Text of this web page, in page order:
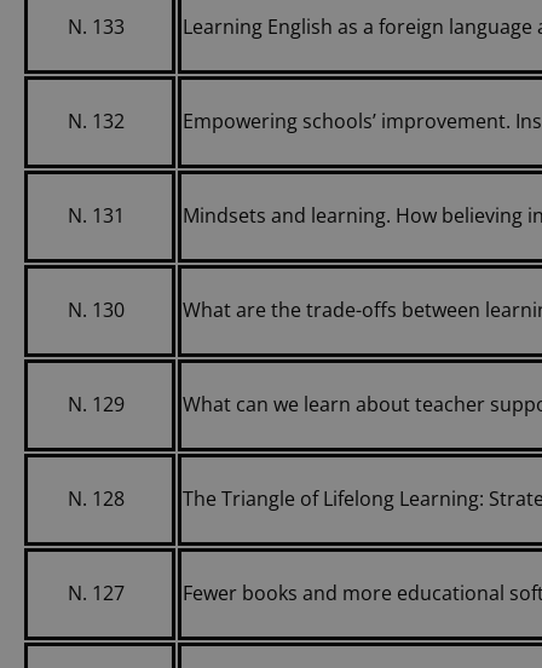
N. 133 Learning English as a foreign
N. 132 Empowering schools’ improvement.
N. 131 Mindsets and learning. How believing
N. 130 What are the trade-offs between
N. 129 What can we learn about teacher
N. 128 The Triangle of Lifelong Learning:
N. 127 Fewer books and more educational